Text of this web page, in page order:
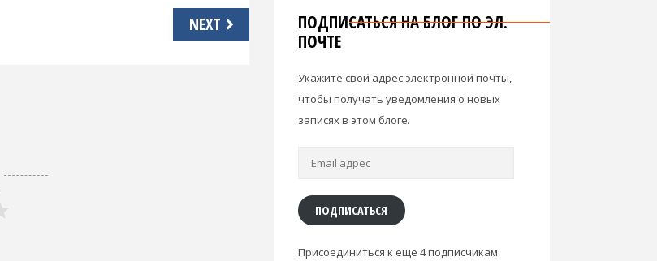
NEXT
ПОДПИСАТЬСЯ НА БЛОГ ПО ЭЛ.
ПОЧТЕ
Укажите свой адрес электронной почты,
чтобы получать уведомления о новых
записях в этом блоге.
ПОДПИСАТЬСЯ
Присоединиться к еще 4 подписчикам